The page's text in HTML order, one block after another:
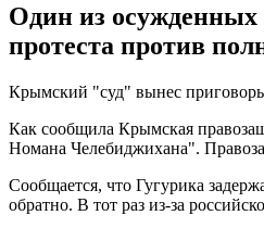
Один из
протеста против
Крымский "суд" вынес
Как сообщила Крымская
Номана Челебиджихана".
Сообщается, что Гугурика
обратно. В тот раз из-за